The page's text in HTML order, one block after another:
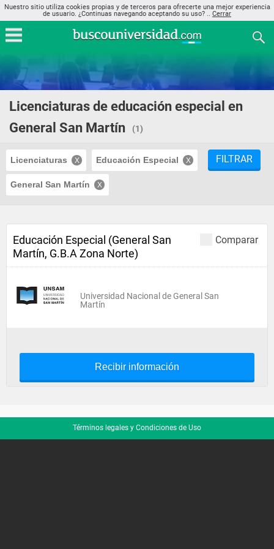
Nuestro sitio utiliza cookies propias y de terceros para ofrecerte una mejor experiencia
de usuario. ¿Continuas navegando aceptando su uso? .. Cerrar
Licenciaturas de educación especial en
General San Martín
(1)
Licenciaturas Educación Especial
General San Martín
FILTRAR
Comparar
Educación Especial (General San
Martín, G.B.A Zona Norte)
Universidad Nacional de General San
Martín
Recibir información
Términos legales y Condiciones de Uso